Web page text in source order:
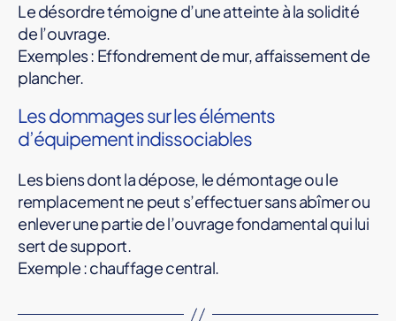
Le désordre témoigne d’une atteinte à la solidité
de l’ouvrage.
Exemples : Effondrement de mur, affaissement de
plancher.
Les dommages sur les éléments
d’équipement indissociables
Les biens dont la dépose, le démontage ou le
remplacement ne peut s’effectuer sans abîmer ou
enlever une partie de l’ouvrage fondamental qui lui
sert de support.
Exemple : chauffage central.